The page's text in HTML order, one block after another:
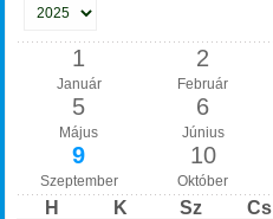
1
Január
2
Február
5
Május
6
Június
9
Szeptember
10
Október
H K Sz Cs